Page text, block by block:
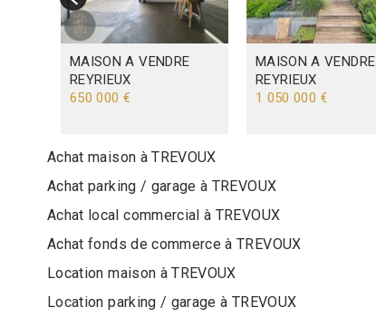
MAISON A VENDRE
REYRIEUX
650 000 €
MAISON A VENDRE
REYRIEUX
1 050 000 €
Achat maison à TREVOUX
Achat parking / garage à TREVOUX
Achat local commercial à TREVOUX
Achat fonds de commerce à TREVOUX
Location maison à TREVOUX
Location parking / garage à TREVOUX